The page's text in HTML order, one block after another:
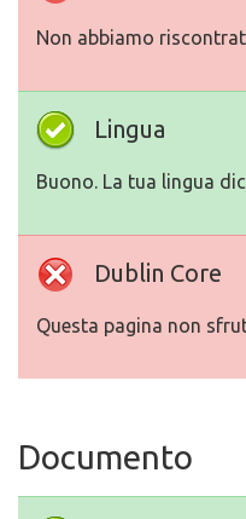
Non abbiamo
Lingua
Buono. La tua lingua
Dublin Core
Questa pagina non
Documento